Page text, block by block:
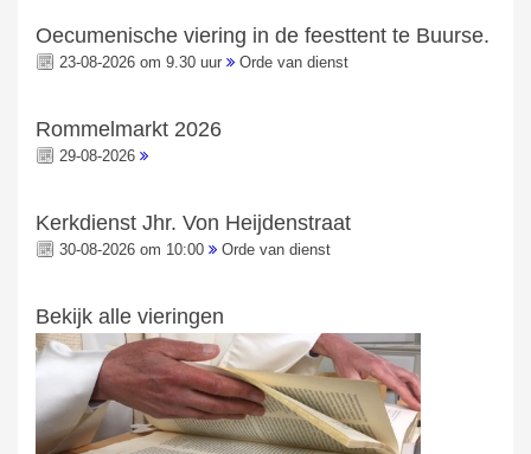
Oecumenische viering in de feesttent te Buurse.
23-08-2026 om 9.30 uur Orde van dienst
Rommelmarkt 2026
29-08-2026
Kerkdienst Jhr. Von Heijdenstraat
30-08-2026 om 10:00 Orde van dienst
Bekijk alle vieringen